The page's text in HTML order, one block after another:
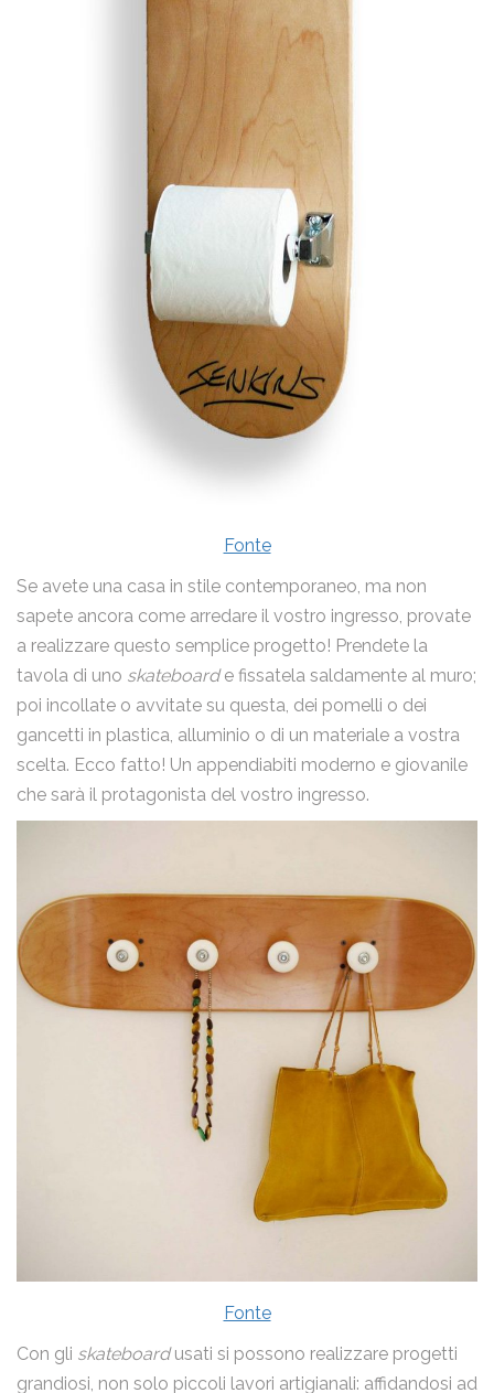
Fonte
Se avete una casa in stile contemporaneo, ma non
sapete ancora come arredare il vostro ingresso, provate
a realizzare questo semplice progetto! Prendete la
tavola di uno skateboarde fissatela saldamente al muro;
poi incollate o avvitate su questa, dei pomelli o dei
gancetti in plastica, alluminio o di un materiale a vostra
scelta. Ecco fatto! Un appendiabiti moderno e giovanile
che sarà il protagonista del vostro ingresso.
Fonte
Con gli skateboardusati si possono realizzare progetti
grandiosi, non solo piccoli lavori artigianali: affidandosi ad
email
Ho letto laPrivacy Policye acconsento al trattamento dei